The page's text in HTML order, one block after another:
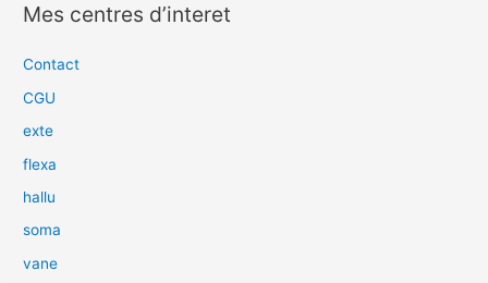
h
e
e
r
:
Mes centres d’interet
Contact
CGU
exte
flexa
hallu
soma
vane